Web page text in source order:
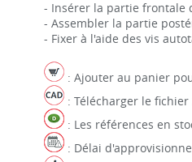
- Insérer la partie frontale
- Assembler la partie
- Fixer à l'aide des vis
: Ajouter au panier
: Télécharger le fichier
: Les références en
: Délai